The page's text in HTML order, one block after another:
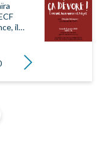
il…
Lire la suite
des